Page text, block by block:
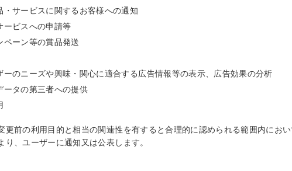
サービスに関するお客様への通知
ービスへの申請等
ペーン等の賞品発送
のニーズや興味・関心に適合する広告情報等の表示、広告効果の分析
ータの第三者への提供
更前の利用目的と相当の関連性を有すると合理的に認められる範囲内にお
、ユーザーに通知又は公表します。